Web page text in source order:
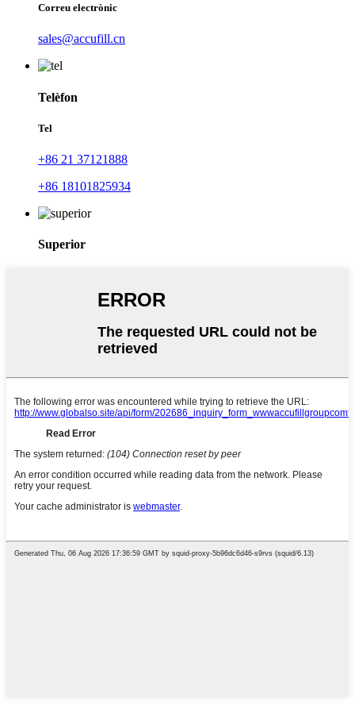
Correu electrònic
sales@accufill.cn
Telèfon
Tel
+86 21 37121888
+86 18101825934
Superior